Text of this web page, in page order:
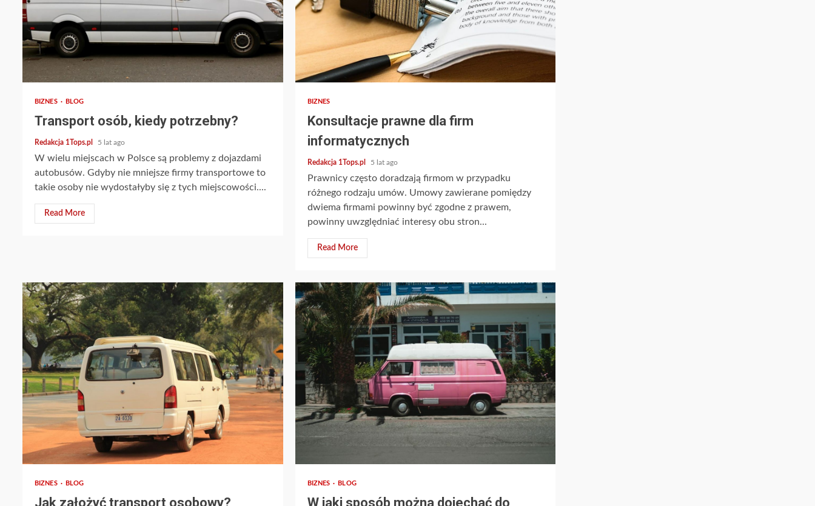
2 min read
BIZNES BLOG
Transport osób, kiedy potrzebny?
Redakcja 1Tops.pl 5 lat ago
W wielu miejscach w Polsce są problemy z dojazdami
autobusów. Gdyby nie mniejsze firmy transportowe to
takie osoby nie wydostałyby się z tych miejscowości....
Read More
2 min read
BIZNES
Konsultacje prawne dla firm
informatycznych
Redakcja 1Tops.pl 5 lat ago
Prawnicy często doradzają firmom w przypadku
różnego rodzaju umów. Umowy zawierane pomiędzy
dwiema firmami powinny być zgodne z prawem,
powinny uwzględniać interesy obu stron...
Read More
2 min read
BIZNES BLOG
Jak założyć transport osobowy?
BIZNES BLOG
W jaki sposób można dojechać do